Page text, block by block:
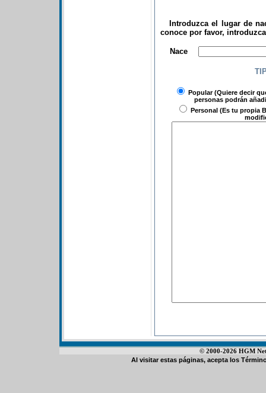
Introduzca el lugar de
conoce por favor,
Nace
Popular(Quiere decir
personas podrán
Personal (Es tu propia
© 2000-2026 HGM
Al visitar estas páginas, acepta los